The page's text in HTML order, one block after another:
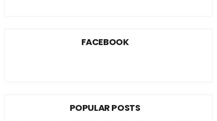
FACEBOOK
POPULAR POSTS